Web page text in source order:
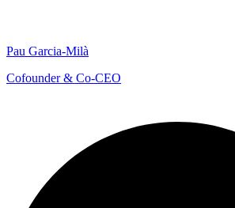
Pau Garcia-Milà
Cofounder & Co-CEO